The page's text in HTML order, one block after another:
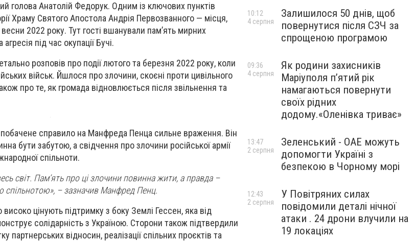
голова Анатолій Федорук. Одним із ключових пунктів
Храму Святого Апостола Андрія Первозванного — місця,
2022 року. Тут гості вшанували пам’ять мирних
під час окупації Бучі.
розповів про події лютого та березня 2022 року, коли
військ. Йшлося про злочини, скоєні проти цивільного
про те, як громада відновлюється після звільнення та
справило на Манфреда Пенца сильне враження. Він
бути забутою, а свідчення про злочини російської армії
спільноти.
світ. Пам’ять про ці злочини повинна жити, а правда –
– зазначив Манфред Пенц.
цінують підтримку з боку Землі Гессен, яка від
солідарність з Україною. Сторони також підтвердили
партнерських відносин, реалізації спільних проєктів та
Залишилося 50 днів, щоб
повернутися після СЗЧ за
спрощеною програмою
10:12
4 серпня
Як родини захисників
Маріуполя пʼятий рік
намагаються повернути
своїх рідних
додому.«Оленівка триває»
09:36
4 серпня
Зеленський - ОАЕ можуть
допомогти Україні з
безпекою в Чорному морі
13:47
2 серпня
У Повітряних силах
повідомили деталі нічної
атаки . 24 дрони влучили на
19 локаціях
12:43
2 серпня